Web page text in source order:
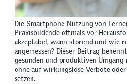
Die Smartphone-Nutzung von
Praxisbildende oftmals vor
akzeptabel, wann störend und wie
angemessen? Dieser Beitrag
gesunden und produktiven
ohne auf wirkungslose Verbote
setzen.